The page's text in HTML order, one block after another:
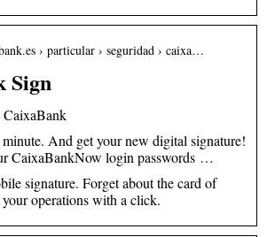
› particular › seguridad › caixa…
Sign
And get your new digital signature!
CaixaBankNow login passwords …
signature. Forget about the card of
operations with a click.